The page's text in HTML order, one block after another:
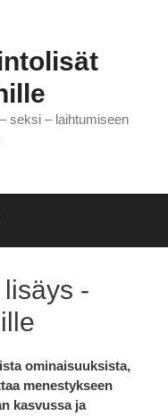
seksi – laihtumiseen
-
ominaisuuksista,
menestykseen
kasvussa ja